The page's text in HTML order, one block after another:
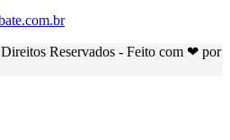
Reservados - Feito com ❤ por